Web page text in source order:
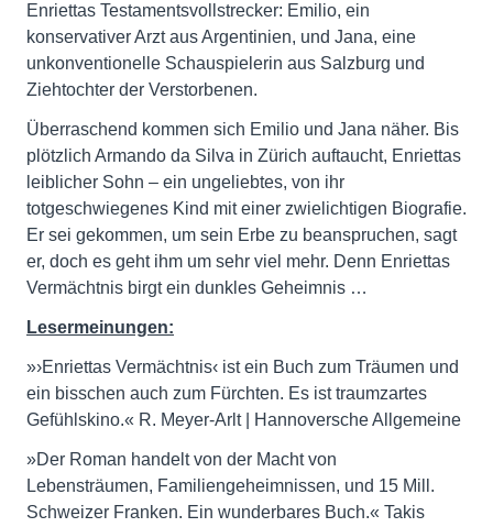
Enriettas Testamentsvollstrecker: Emilio, ein
konservativer Arzt aus Argentinien, und Jana, eine
unkonventionelle Schauspielerin aus Salzburg und
Ziehtochter der Verstorbenen.
Überraschend kommen sich Emilio und Jana näher. Bis
plötzlich Armando da Silva in Zürich auftaucht, Enriettas
leiblicher Sohn – ein ungeliebtes, von ihr
totgeschwiegenes Kind mit einer zwielichtigen ­Biografie.
Er sei gekommen, um sein Erbe zu beanspruchen, sagt
er, doch es geht ihm um sehr viel mehr. Denn Enriettas
Vermächtnis birgt ein dunkles Geheimnis …
Lesermeinungen:
»›Enriettas Vermächtnis‹ ist ein Buch zum Träumen und
ein bisschen auch zum Fürchten. Es ist traumzartes
Gefühlskino.« R. Meyer-Arlt | Hannoversche Allgemeine
»Der Roman handelt von der Macht von
Lebensträumen, Familiengeheimnissen, und 15 Mill.
Schweizer Franken. Ein wunderbares Buch.« Takis